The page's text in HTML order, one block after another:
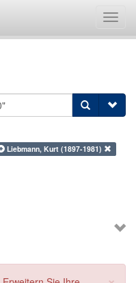
Liebmann, Kurt (1897-1981)